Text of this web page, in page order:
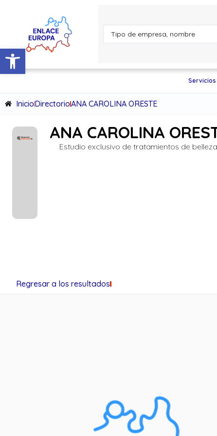
Abrir barra de herramientas
InicioDirectorioANA CAROLINA ORESTE
ANA CAROLINA
Estudio exclusivo de tratamientos de
Regresar a los resultados